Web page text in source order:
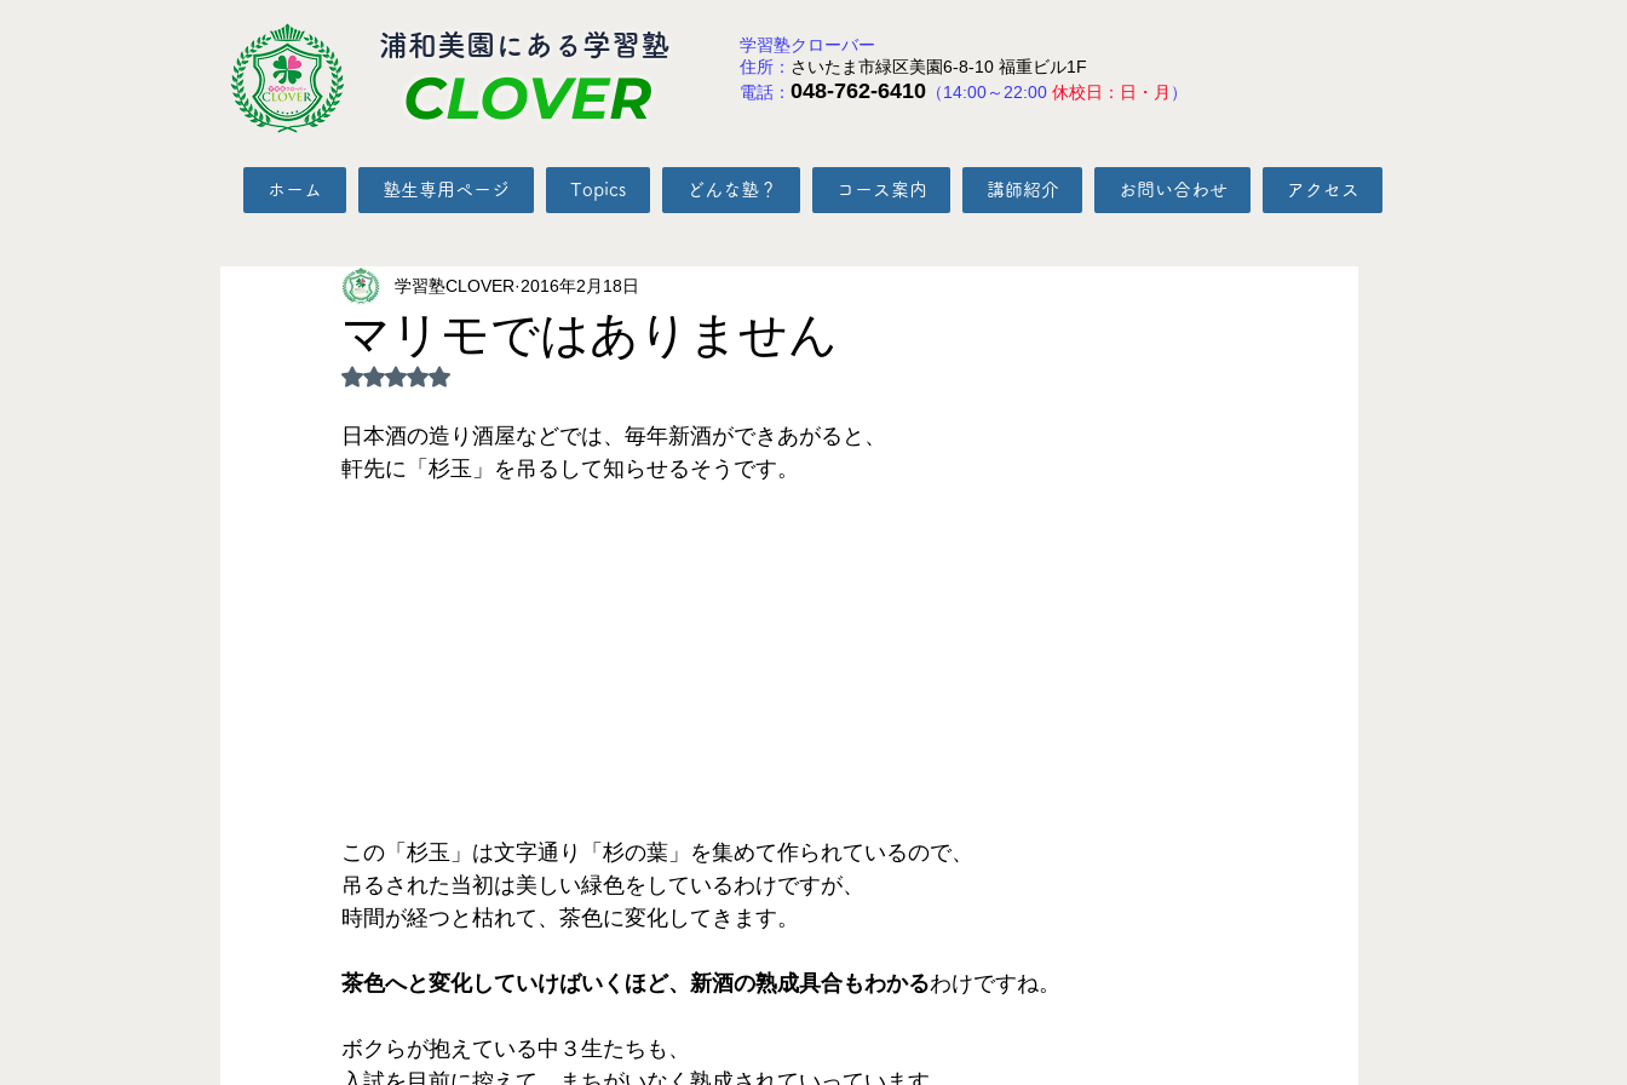
​浦和美園にある学習塾
CLOVER
学習塾クローバー
住所： さいたま市緑区美園6-8-10 福重ビル1F
電話： 048-762-6410 （14:00～22:00 休校日：日・月 ）
ホーム 塾生専用ページ Topics どんな塾？ コース案内 講師紹介 お問い合わせ アクセス
マリモではありません
学習塾CLOVER 2016年2月18日
5つ星のうちNaNと評価されています。
日本酒の造り酒屋などでは、毎年新酒ができあがると、
軒先に「杉玉」を吊るして知らせるそうです。
この「杉玉」は文字通り「杉の葉」を集めて作られているので、
吊るされた当初は美しい緑色をしているわけですが、
時間が経つと枯れて、茶色に変化してきます。
茶色へと変化していけばいくほど、新酒の熟成具合もわかるわけですね。
ボクらが抱えている中３生たちも、